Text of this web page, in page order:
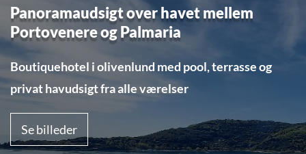
Panoramaudsigt over havet mellem
Portovenere og Palmaria
Boutiquehotel i olivenlund med pool, terrasse og
privat havudsigt fra alle værelser
Se billeder